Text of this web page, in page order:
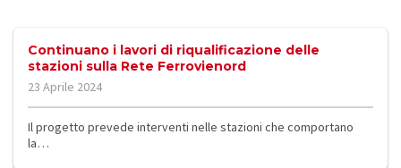
Continuano i lavori di riqualificazione delle
stazioni sulla Rete Ferrovienord
23 Aprile 2024
Il progetto prevede interventi nelle stazioni che comportano
la…